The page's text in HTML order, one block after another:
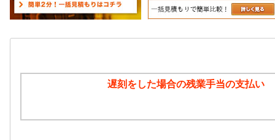
遅刻をした場合の残業手当の支払い